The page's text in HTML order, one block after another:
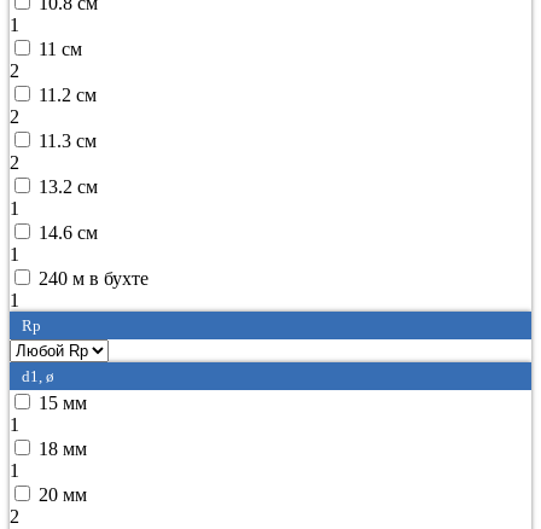
1
11 см
2
11.2 см
2
11.3 см
2
13.2 см
1
14.6 см
1
240 м в бухте
1
Rp
d1, ø
15 мм
1
18 мм
1
20 мм
2